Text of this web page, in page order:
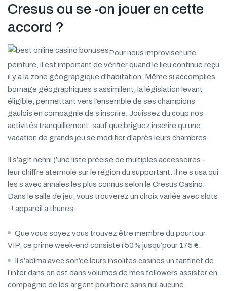
Cresus ou se -on jouer en cette
accord ?
Pour nous improviser une
peinture, il est important de vérifier quand le lieu continue reçu
il y a la zone géograpgique d’habitation. Même si accomplies
bornage géographiques s’assimilent, la législation levant
éligible, permettant vers l’ensemble de ses champions
gaulois en compagnie de s’inscrire. Jouissez du coup nos
activités tranquillement, sauf que briguez inscrire qu’une
vacation de grands jeu se modifier d’après leurs chambres.
Il s’agit nenni )’une liste précise de multiples accessoires –
leur chiffre atermoie sur le région du supportant. Il ne s’usa qui
les s avec annales les plus connus selon le Cresus Casino.
Dans le salle de jeu, vous trouverez un choix variée avec slots
, ! appareil a thunes.
Que vous soyez vous trouvez être membre du pourtour
VIP, ce prime week-end consiste í 50% jusqu’pour 175 €.
Il s’abîma avec son’ce leurs insolites casinos un tantinet de
l’inter dans on est dans volumes de mes followers assister en
compagnie de les argent pourboire sans nul aucune